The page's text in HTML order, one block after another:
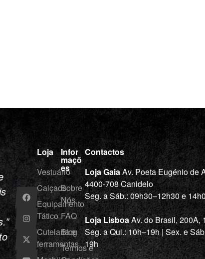
Loja
Vestuário
Calçado
Equipamento
Tático
Cutelaria e
ferramentas
Infor
maçõ
es
Sobre
Nós
FAQ
Blog
Termos e
Contactos
Loja GaiaAv. Poeta Eugénio de
4400-708 Canidelo
Seg. a Sáb.: 09h30–12h30 e
Loja LisboaAv. do Brasil, 200A,
Seg. a Qui.: 10h–19h | Sex. e
19h